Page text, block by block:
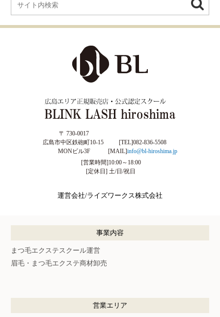
〒 730-0017
広島市中区鉄砲町10-15
MONビル3F
[TEL]082-836-5508
[MAIL]info@bl-hiroshima.jp
[営業時間]10:00～18:00
[定休日] 土/日/祝日
運営会社/ライズワークス株式会社
事業内容
まつ毛エクステスクール運営
眉毛・まつ毛エクステ商材卸売
営業エリア